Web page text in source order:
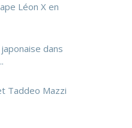
Léon X en
dans
Taddeo Mazzi